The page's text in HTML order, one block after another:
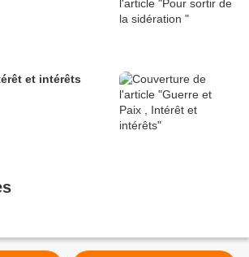
et intérêts